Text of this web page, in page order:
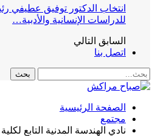
انتخاب الدكتور توفيق عطيفي
للدراسات الإنسانية والأدبية…
السابق التالي
اتصل بنا
الصفحة الرئيسية
مجتمع
نادي الهندسة المدنية التابع